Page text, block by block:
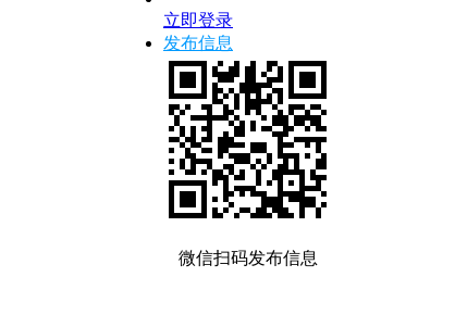
立即登录
发布信息
微信扫码发布信息